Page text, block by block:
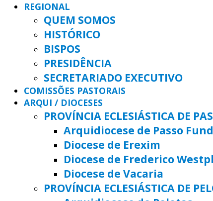
REGIONAL
QUEM SOMOS
HISTÓRICO
BISPOS
PRESIDÊNCIA
SECRETARIADO EXECUTIVO
COMISSÕES PASTORAIS
ARQUI / DIOCESES
PROVÍNCIA ECLESIÁSTICA DE
Arquidiocese de Passo
Diocese de Erexim
Diocese de Frederico
Diocese de Vacaria
PROVÍNCIA ECLESIÁSTICA DE